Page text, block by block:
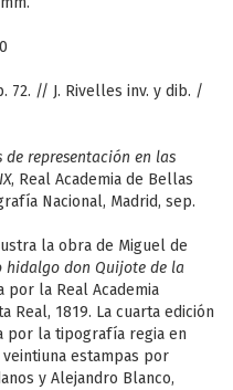
72. // J. Rivelles inv. y dib. /
representación en las
, Real Academia de Bellas
Nacional, Madrid, sep.
la obra de Miguel de
hidalgo don Quijote de la
por la Real Academia
Real, 1819. La cuarta edición
por la tipografía regia en
estampas por
y Alejandro Blanco,